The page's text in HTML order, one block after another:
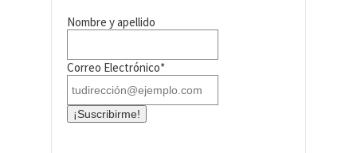
Nombre y apellido
Correo Electrónico*